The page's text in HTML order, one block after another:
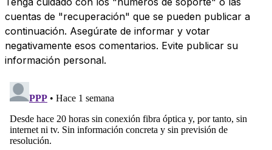
cuentas de "recuperación" que se pueden publicar a
continuación. Asegúrate de informar y votar
negativamente esos comentarios. Evite publicar su
información personal.